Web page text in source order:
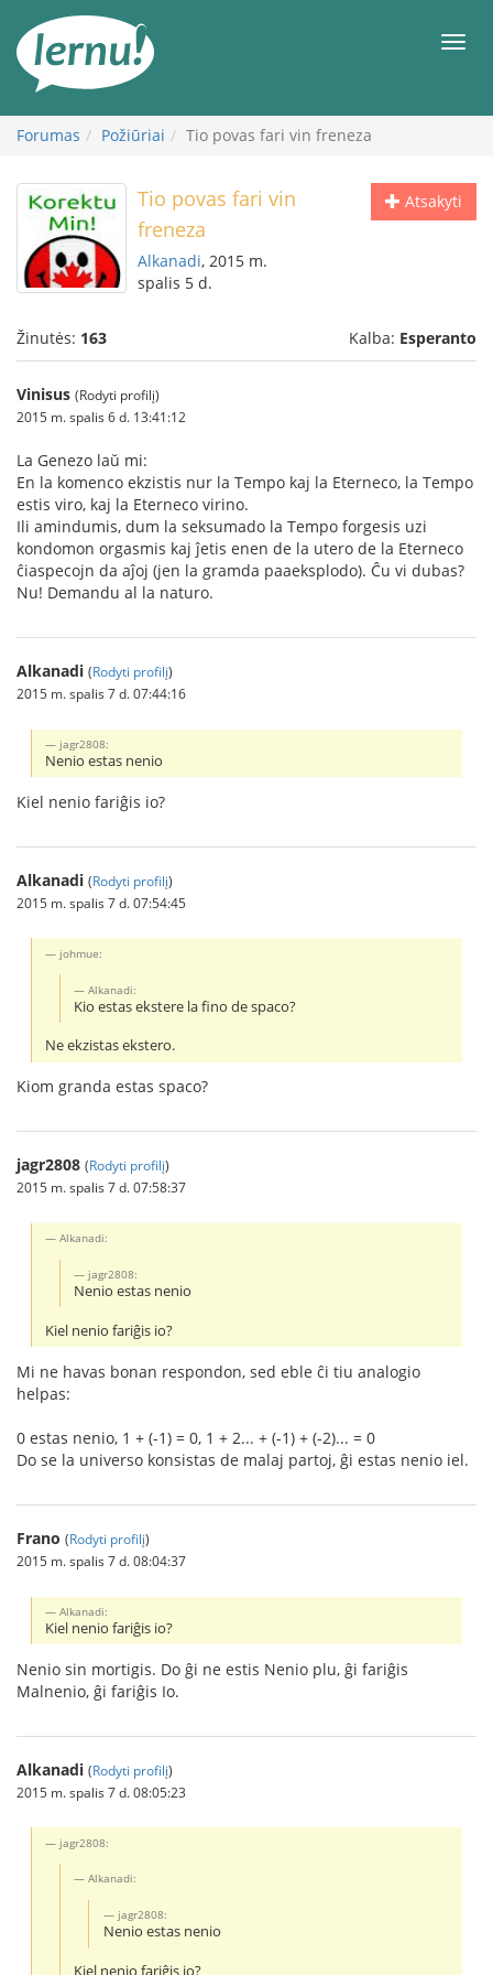
turinį
Forumas Požiūriai Tio povas fari vin freneza
Atsakyti
Tio povas fari vin
freneza
Alkanadi, 2015 m.
spalis 5 d.
Žinutės: 163 Kalba: Esperanto
Vinisus (Rodyti profilį)
2015 m. spalis 6 d. 13:41:12
La Genezo laŭ mi:
En la komenco ekzistis nur la Tempo kaj la Eterneco, la Tempo
estis viro, kaj la Eterneco virino.
Ili amindumis, dum la seksumado la Tempo forgesis uzi
kondomon orgasmis kaj ĵetis enen de la utero de la Eterneco
ĉiaspecojn da aĵoj (jen la gramda paaeksplodo). Ĉu vi dubas?
Nu! Demandu al la naturo.
Alkanadi (Rodyti profilį)
2015 m. spalis 7 d. 07:44:16
jagr2808:
Nenio estas nenio
Kiel nenio fariĝis io?
Alkanadi (Rodyti profilį)
2015 m. spalis 7 d. 07:54:45
johmue:
Alkanadi:
Kio estas ekstere la fino de spaco?
Ne ekzistas ekstero.
Kiom granda estas spaco?
jagr2808 (Rodyti profilį)
2015 m. spalis 7 d. 07:58:37
Alkanadi:
jagr2808:
Nenio estas nenio
Kiel nenio fariĝis io?
Mi ne havas bonan respondon, sed eble ĉi tiu analogio
helpas:
0 estas nenio, 1 + (-1) = 0, 1 + 2... + (-1) + (-2)... = 0
Do se la universo konsistas de malaj partoj, ĝi estas nenio iel.
Frano (Rodyti profilį)
2015 m. spalis 7 d. 08:04:37
Alkanadi:
Kiel nenio fariĝis io?
Nenio sin mortigis. Do ĝi ne estis Nenio plu, ĝi fariĝis
Malnenio, ĝi fariĝis Io.
Alkanadi (Rodyti profilį)
2015 m. spalis 7 d. 08:05:23
jagr2808:
Alkanadi:
jagr2808:
Nenio estas nenio